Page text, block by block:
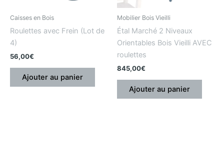
Caisses en Bois
Roulettes avec Frein (Lot de
4)
56,00€
Ajouter au panier
Mobilier Bois Vieilli
Étal Marché 2 Niveaux
Orientables Bois Vieilli AVEC
roulettes
845,00€
Ajouter au panier